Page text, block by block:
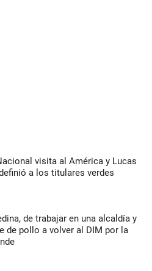
visita al América y Lucas
a los titulares verdes
de trabajar en una alcaldía y
de pollo a volver al DIM por la